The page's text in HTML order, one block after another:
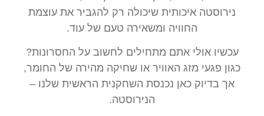
נירוסטה איכותית שיכולה רק להגביר את עוצמת
החוויה ומשאירה טעם של עוד.
עכשיו אולי אתם מתחילים לחשוב על החסרונות?
כגון פגעי מזג האוויר או שחיקה מהירה של החומר,
אך בדיוק כאן נכנסת השחקנית הראשית שלנו –
הנירוסטה.